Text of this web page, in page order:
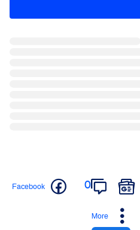
0
Facebook
More